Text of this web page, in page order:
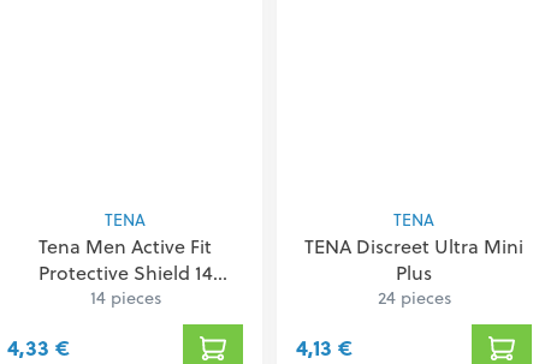
TENA
Tena Men Active Fit
Protective Shield 14
750403
14 pieces
4,33 €
TENA
TENA Discreet Ultra Mini
Plus
24 pieces
4,13 €